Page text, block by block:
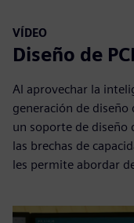
VÍDEO
Diseño de
Al aprovechar la
generación de
un soporte de diseño
las brechas de
les permite abordar